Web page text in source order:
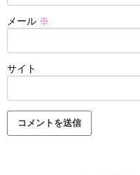
メール ※
サイト